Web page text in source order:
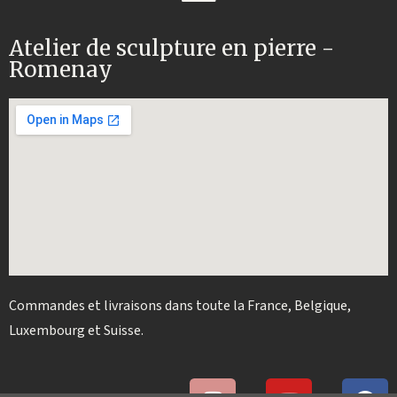
Atelier de sculpture en pierre -
Romenay
Commandes et livraisons dans toute la France, Belgique,
Luxembourg et Suisse.